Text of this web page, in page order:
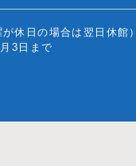
が休日の場合は翌日休館）
3日まで